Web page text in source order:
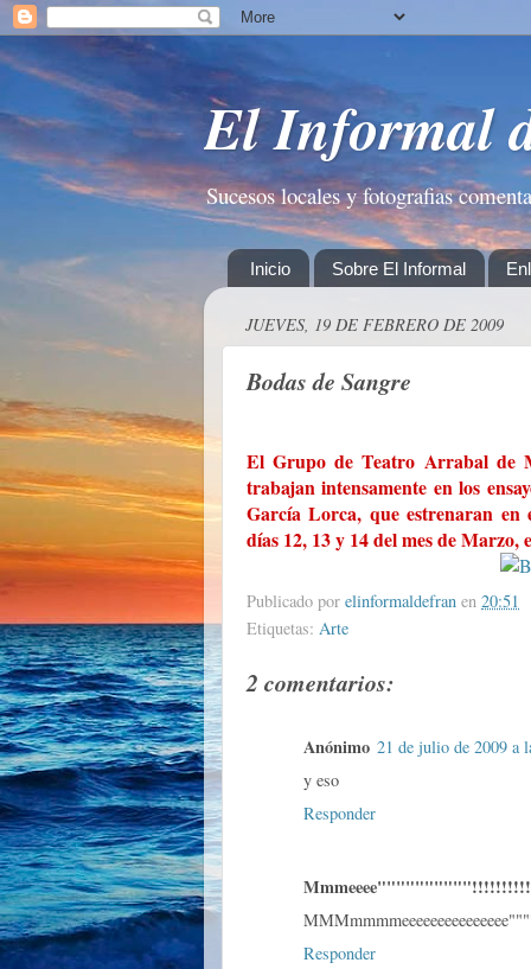
El Informal
Sucesos locales y fotografias
Inicio Sobre El Informal
JUEVES, 19 DE FEBRERO DE 2009
Bodas de Sangre
El Grupo de Teatro Arrabal de
trabajan intensamente en los
García Lorca, que estrenaran en
días 12, 13 y 14 del mes de
Publicado por elinformaldefran en 20:51
Etiquetas: Arte
2 comentarios:
Anónimo 21 de julio de 2009 a
y eso
Responder
Responder